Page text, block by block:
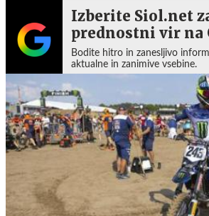
Izberite Siol.net
prednostni vir na
Bodite hitro in zanesljivo
aktualne in zanimive vsebine.